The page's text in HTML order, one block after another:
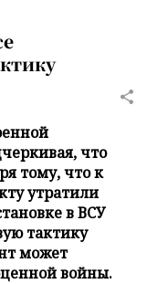
что
тому, что к
утратили
в ВСУ
тактику
может
войны.